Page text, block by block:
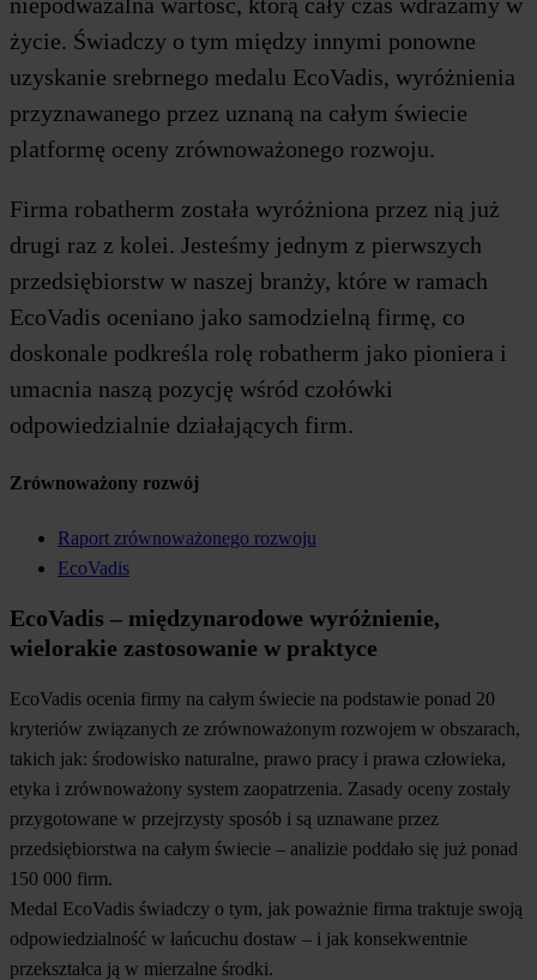
życie. Świadczy o tym między innymi ponowne
uzyskanie srebrnego medalu EcoVadis, wyróżnienia
przyznawanego przez uznaną na całym świecie
platformę oceny zrównoważonego rozwoju.
Firma robatherm została wyróżniona przez nią już
drugi raz z kolei. Jesteśmy jednym z pierwszych
przedsiębiorstw w naszej branży, które w ramach
EcoVadis oceniano jako samodzielną firmę, co
doskonale podkreśla rolę robatherm jako pioniera i
umacnia naszą pozycję wśród czołówki
odpowiedzialnie działających firm.
Zrównoważony rozwój
Raport zrównoważonego rozwoju
EcoVadis
EcoVadis – międzynarodowe wyróżnienie,
wielorakie zastosowanie w praktyce
EcoVadis ocenia firmy na całym świecie na podstawie ponad 20
kryteriów związanych ze zrównoważonym rozwojem w obszarach,
takich jak: środowisko naturalne, prawo pracy i prawa człowieka,
etyka i zrównoważony system zaopatrzenia. Zasady oceny zostały
przygotowane w przejrzysty sposób i są uznawane przez
przedsiębiorstwa na całym świecie – analizie poddało się już ponad
150 000 firm.
Medal EcoVadis świadczy o tym, jak poważnie firma traktuje swoją
odpowiedzialność w łańcuchu dostaw – i jak konsekwentnie
przekształca ją w mierzalne środki.